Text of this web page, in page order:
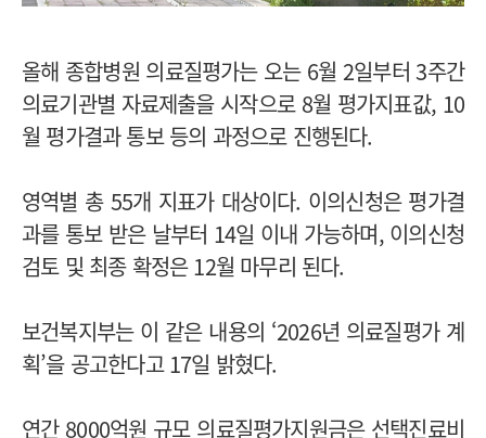
올해 종합병원 의료질평가는 오는 6월 2일부터 3주간
의료기관별 자료제출을 시작으로 8월 평가지표값, 10
월 평가결과 통보 등의 과정으로 진행된다.
영역별 총 55개 지표가 대상이다. 이의신청은 평가결
과를 통보 받은 날부터 14일 이내 가능하며, 이의신청
검토 및 최종 확정은 12월 마무리 된다.
보건복지부는 이 같은 내용의 ‘2026년 의료질평가 계
획’을 공고한다고 17일 밝혔다.
연간 8000억원 규모 의료질평가지원금은 선택진료비